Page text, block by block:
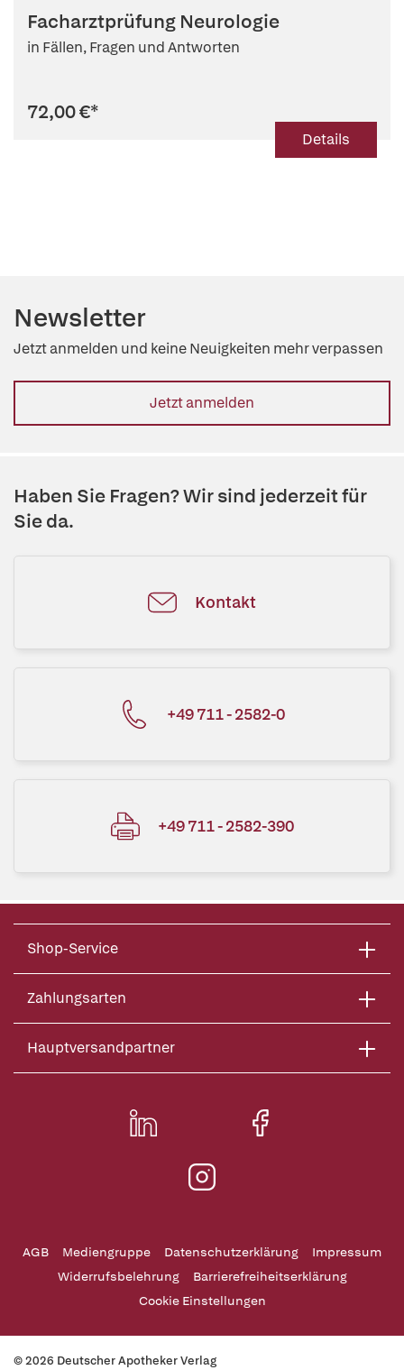
Facharztprüfung Neurologie
in Fällen, Fragen und Antworten
72,00 €*
Details
Newsletter
Jetzt anmelden und keine Neuigkeiten mehr verpassen
Jetzt anmelden
Haben Sie Fragen? Wir sind jederzeit für
Sie da.
Kontakt
+49 711 - 2582-0
+49 711 - 2582-390
Shop-Service
Zahlungsarten
Hauptversandpartner
AGB Mediengruppe Datenschutzerklärung
Impressum
Widerrufsbelehrung
Barrierefreiheitserklärung
Cookie Einstellungen
© 2026 Deutscher Apotheker Verlag